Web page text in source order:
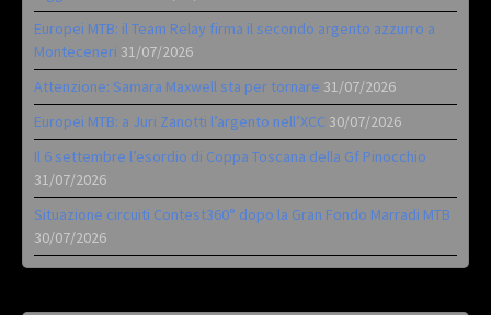
Europei MTB: il Team Relay firma il secondo argento azzurro a
Monteceneri 31/07/2026
Attenzione: Samara Maxwell sta per tornare 31/07/2026
Europei MTB: a Juri Zanotti l’argento nell’XCC 30/07/2026
Il 6 settembre l’esordio di Coppa Toscana della Gf Pinocchio
31/07/2026
Situazione circuiti Contest360° dopo la Gran Fondo Marradi MTB
30/07/2026